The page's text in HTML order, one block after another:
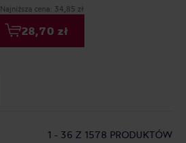
Najniższa cena: 34,85 zł
28,70 zł
1 - 36 Z 1578 PRODUKTÓW